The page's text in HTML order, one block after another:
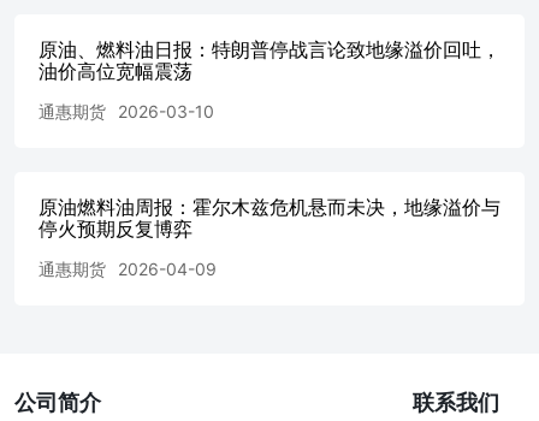
国际原油、美豆油走强，对国内外棕榈油价格具有明显的提
振作用，预计短期国内棕榈油价格将偏强运行。金十期货6
月23日讯，受美豆油、国际原油价格上涨带动，上周国内植
胶、纯碱跌超1%，20号胶跌近1%。原油上涨，市场低价惜
售，但因原料和北方批发价不明朗，华东价格仅试探性报
格180cst4950-5200，0#柴油7250-7450；船用180cst批发贸易
180CST燃料油批发供应商出货主流成交估价4000-4100；船
原油、燃料油日报：特朗普停战言论致地缘溢价回吐，
油价高位宽幅震荡
通惠期货 2026-03-10
原油燃料油周报：霍尔木兹危机悬而未决，地缘溢价与
停火预期反复博弈
通惠期货 2026-04-09
公司简介 联系我们